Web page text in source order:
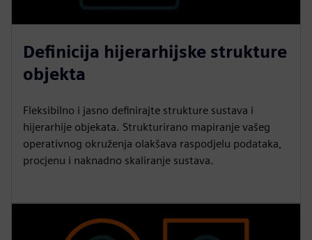
Definicija hijerarhijske strukture
objekta
Fleksibilno i jasno definirajte strukture sustava i
hijerarhije objekata. Strukturirano mapiranje vašeg
operativnog okruženja olakšava raspodjelu podataka,
procjenu i naknadno skaliranje sustava.